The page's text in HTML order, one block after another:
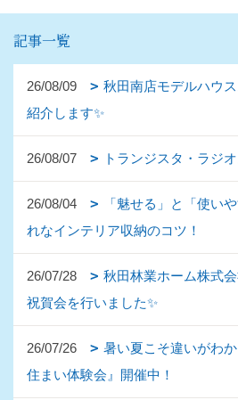
記事一覧
26/08/09
秋田南店モデルハウ
紹介します✨
26/08/07 トランジスタ・ラジオ
26/08/04
「魅せる」と「使い
れなインテリア収納のコツ！
26/07/28
秋田林業ホーム株式
祝賀会を行いました✨
26/07/26
暑い夏こそ違いがわ
住まい体験会』開催中！